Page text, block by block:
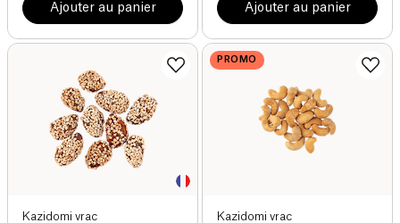
Ajouter au panier Ajouter au panier
Kazidomi vrac
PROMO
Kazidomi vrac